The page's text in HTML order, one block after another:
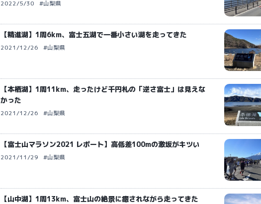
2022/5/30 #山梨県
【精進湖】1周6km、富士五湖で一番小さい湖を走ってきた
2021/12/26 #山梨県
【本栖湖】1周11km、走ったけど千円札の「逆さ富士」は見えな
かった
2021/12/26 #山梨県
【富士山マラソン2021 レポート】高低差100mの激坂がキツい
2021/11/29 #山梨県
【山中湖】1周13km、富士山の絶景に癒されながら走ってきた